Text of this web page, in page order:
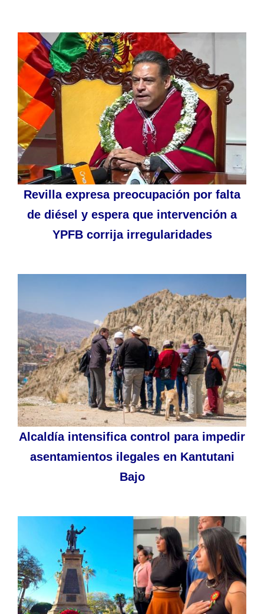
Revilla expresa preocupación por falta
de diésel y espera que intervención a
YPFB corrija irregularidades
Alcaldía intensifica control para impedir
asentamientos ilegales en Kantutani
Bajo